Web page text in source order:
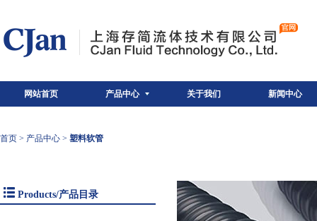
网站首页 产品中心 关于我们 新闻中心
首页 > 产品中心 > 塑料软管
Products/产品目录